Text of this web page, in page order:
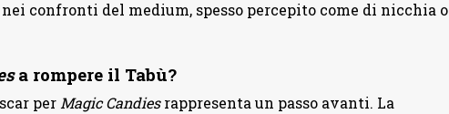
confronti del medium, spesso percepito come di nicchia o
a rompere il Tabù?
per Magic Candiesrappresenta un passo avanti. La